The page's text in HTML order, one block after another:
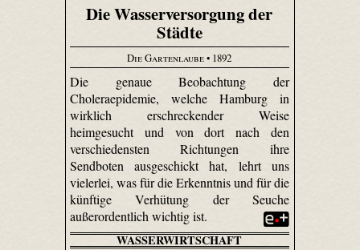
Die Wasserversorgung der
Städte
Die Gartenlaube• 1892
Die genaue Beobachtung der
Choleraepidemie, welche Hamburg in
wirklich erschreckender Weise
heimgesucht und von dort nach den
verschiedensten Richtungen ihre
Sendboten ausgeschickt hat, lehrt uns
vielerlei, was für die Erkenntnis und für die
künftige Verhütung der Seuche
außerordentlich wichtig ist.
WASSERWIRTSCHAFT